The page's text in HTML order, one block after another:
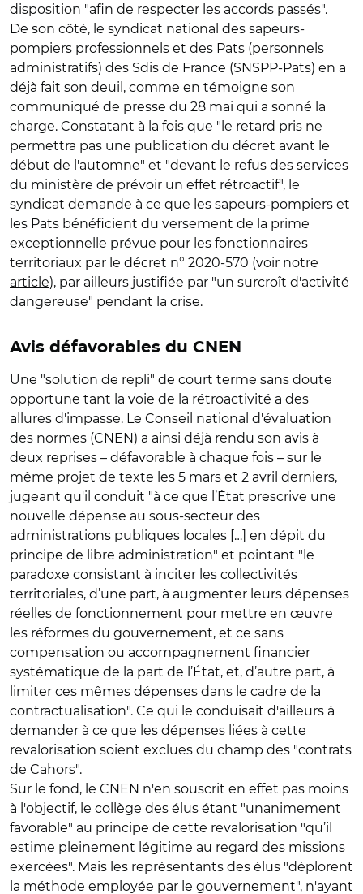
disposition "afin de respecter les accords passés".
De son côté, le syndicat national des sapeurs-
pompiers professionnels et des Pats (personnels
administratifs) des Sdis de France (SNSPP-Pats) en a
déjà fait son deuil, comme en témoigne son
communiqué de presse du 28 mai qui a sonné la
charge. Constatant à la fois que "le retard pris ne
permettra pas une publication du décret avant le
début de l'automne" et "devant le refus des services
du ministère de prévoir un effet rétroactif", le
syndicat demande à ce que les sapeurs-pompiers et
les Pats bénéficient du versement de la prime
exceptionnelle prévue pour les fonctionnaires
territoriaux par le décret n° 2020-570 (voir notre
article), par ailleurs justifiée par "un surcroît d'activité
dangereuse" pendant la crise.
Avis défavorables du CNEN
Une "solution de repli" de court terme sans doute
opportune tant la voie de la rétroactivité a des
allures d'impasse. Le Conseil national d'évaluation
des normes (CNEN) a ainsi déjà rendu son avis à
deux reprises – défavorable à chaque fois – sur le
même projet de texte les 5 mars et 2 avril derniers,
jugeant qu'il conduit "à ce que l’État prescrive une
nouvelle dépense au sous-secteur des
administrations publiques locales […] en dépit du
principe de libre administration" et pointant "le
paradoxe consistant à inciter les collectivités
territoriales, d’une part, à augmenter leurs dépenses
réelles de fonctionnement pour mettre en œuvre
les réformes du gouvernement, et ce sans
compensation ou accompagnement financier
systématique de la part de l’État, et, d’autre part, à
limiter ces mêmes dépenses dans le cadre de la
contractualisation". Ce qui le conduisait d'ailleurs à
demander à ce que les dépenses liées à cette
revalorisation soient exclues du champ des "contrats
de Cahors".
Sur le fond, le CNEN n'en souscrit en effet pas moins
à l'objectif, le collège des élus étant "unanimement
favorable" au principe de cette revalorisation "qu’il
estime pleinement légitime au regard des missions
exercées". Mais les représentants des élus "déplorent
la méthode employée par le gouvernement", n'ayant